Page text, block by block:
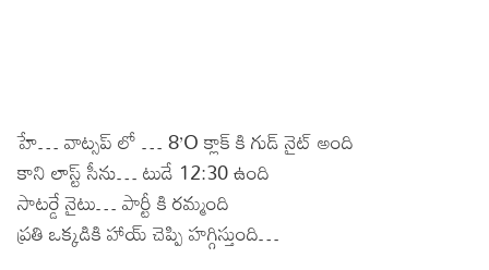
హే… వాట్సప్ లో … 8’O క్లాక్ కి గుడ్ నైట్ అంది
కాని లాస్ట్ సీను… టుడే 12:30 ఉంది
సాటర్డే నైటు… పార్టీ కి రమ్మంది
ప్రతి ఒక్కడికి హాయ్ చెప్పి హగ్గిస్తుంది…